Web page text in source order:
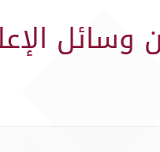
وسائل